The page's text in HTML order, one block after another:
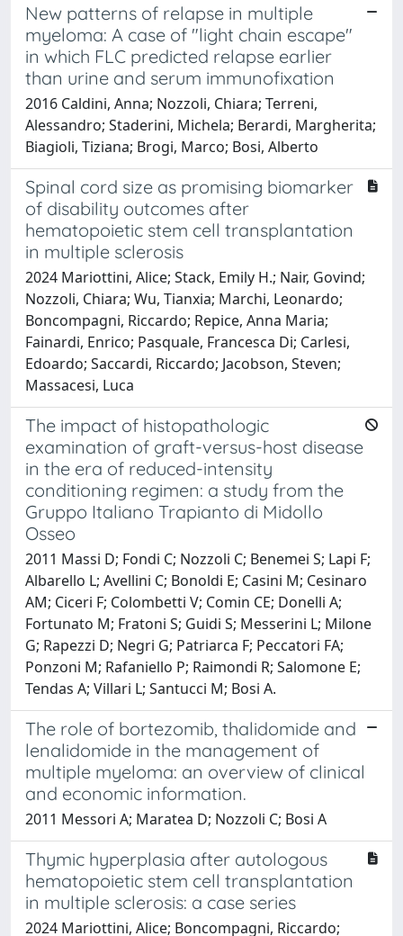
New patterns of relapse in multiple
myeloma: A case of "light chain escape"
in which FLC predicted relapse earlier
than urine and serum immunofixation
2016 Caldini, Anna; Nozzoli, Chiara; Terreni,
Alessandro; Staderini, Michela; Berardi, Margherita;
Biagioli, Tiziana; Brogi, Marco; Bosi, Alberto
Spinal cord size as promising biomarker
of disability outcomes after
hematopoietic stem cell transplantation
in multiple sclerosis
2024 Mariottini, Alice; Stack, Emily H.; Nair, Govind;
Nozzoli, Chiara; Wu, Tianxia; Marchi, Leonardo;
Boncompagni, Riccardo; Repice, Anna Maria;
Fainardi, Enrico; Pasquale, Francesca Di; Carlesi,
Edoardo; Saccardi, Riccardo; Jacobson, Steven;
Massacesi, Luca
The impact of histopathologic
examination of graft-versus-host disease
in the era of reduced-intensity
conditioning regimen: a study from the
Gruppo Italiano Trapianto di Midollo
Osseo
2011 Massi D; Fondi C; Nozzoli C; Benemei S; Lapi F;
Albarello L; Avellini C; Bonoldi E; Casini M; Cesinaro
AM; Ciceri F; Colombetti V; Comin CE; Donelli A;
Fortunato M; Fratoni S; Guidi S; Messerini L; Milone
G; Rapezzi D; Negri G; Patriarca F; Peccatori FA;
Ponzoni M; Rafaniello P; Raimondi R; Salomone E;
Tendas A; Villari L; Santucci M; Bosi A.
The role of bortezomib, thalidomide and
lenalidomide in the management of
multiple myeloma: an overview of clinical
and economic information.
2011 Messori A; Maratea D; Nozzoli C; Bosi A
Thymic hyperplasia after autologous
hematopoietic stem cell transplantation
in multiple sclerosis: a case series
2024 Mariottini, Alice; Boncompagni, Riccardo;